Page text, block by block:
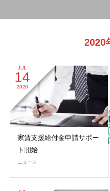
2020
JUL
14
2020
家賃支援給付金申請サポー
ト開始
ニュース